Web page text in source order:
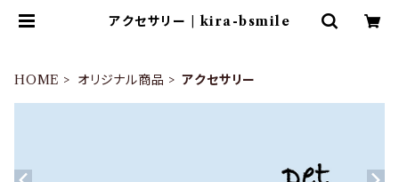
アクセサリー | kira-bsmile
HOME オリジナル商品 アクセサリー